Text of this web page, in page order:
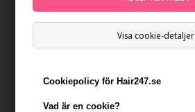
Visa cookie-detaljer
Cookiepolicy för Hair247.se
Vad är en cookie?